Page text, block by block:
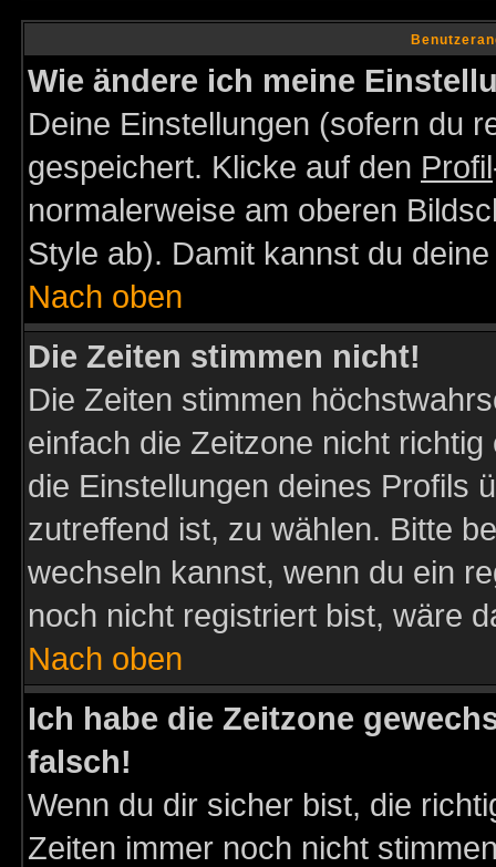
Wie ändere ich meine
Deine Einstellungen (sofern du
gespeichert. Klicke auf den Profil
normalerweise am oberen
Style ab). Damit kannst du
Nach oben
Die Zeiten stimmen nicht!
Die Zeiten stimmen
einfach die Zeitzone nicht
die Einstellungen deines Profils
zutreffend ist, zu wählen. Bitte
wechseln kannst, wenn du ein
noch nicht registriert bist, wäre
Nach oben
Ich habe die Zeitzone
falsch!
Wenn du dir sicher bist, die
Zeiten immer noch nicht